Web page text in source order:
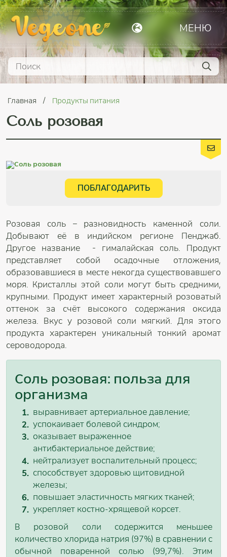
МЕНЮ
Главная Продукты питания
Соль розовая
ПОБЛАГОДАРИТЬ
Розовая соль – разновидность каменной соли.
Добывают её в индийском регионе Пенджаб.
Другое название - гималайская соль. Продукт
представляет собой осадочные отложения,
образовавшиеся в месте некогда существовавшего
моря. Кристаллы этой соли могут быть средними,
крупными. Продукт имеет характерный розоватый
оттенок за счёт высокого содержания оксида
железа. Вкус у розовой соли мягкий. Для этого
продукта характерен уникальный тонкий аромат
сероводорода.
Соль розовая: польза для
организма
выравнивает артериальное давление;
успокаивает болевой синдром;
оказывает выраженное
антибактериальное действие;
нейтрализует воспалительный процесс;
способствует здоровью щитовидной
железы;
повышает эластичность мягких тканей;
укрепляет костно-хрящевой корсет.
В розовой соли содержится меньшее
количество хлорида натрия (97%) в сравнении с
обычной поваренной солью (99,7%). Этим